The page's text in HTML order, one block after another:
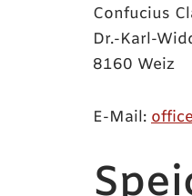
Confucius
Dr.-Karl-
8160 Weiz
E-Mail: